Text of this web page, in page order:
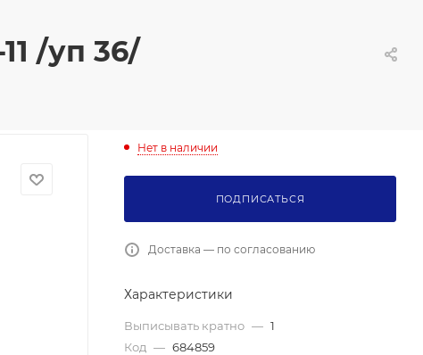
/уп 36/
Нет в наличии
ПОДПИСАТЬСЯ
Доставка — по согласованию
Характеристики
Выписывать кратно — 1
Код — 684859